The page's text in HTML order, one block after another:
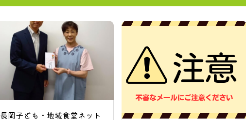
長岡子ども・地域食堂ネット